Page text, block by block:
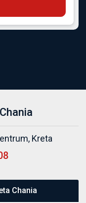
Kreta
Chania